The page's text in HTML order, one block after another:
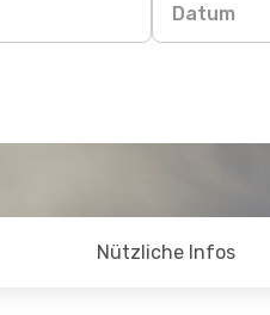
Datum
Nützliche Infos